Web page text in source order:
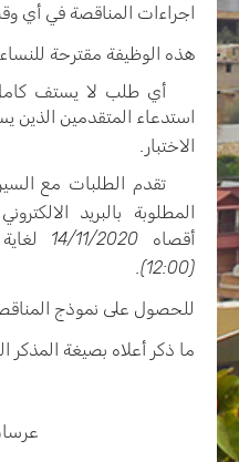
اجراءات المناقصة في أي
·
هذه الوظيفة مقترحة
·
أي طلب لا يستف
استدعاء المتقدمين الذين
الاختبار.
·
تقدم الطلبات مع
المطلوبة بالبريد الالكتروني
أقصاه
(12:00).
للحصول على نموذج
ما ذكر أعلاه بصيغة